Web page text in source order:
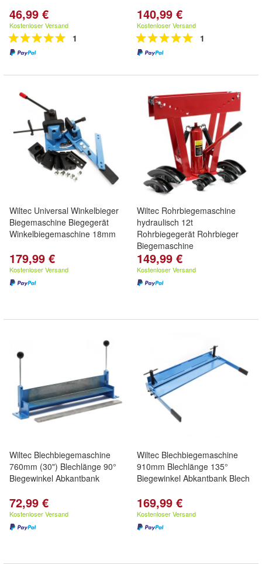
46,99 €
Kostenloser Versand
1
140,99 €
Kostenloser Versand
1
Wiltec Universal Winkelbieger
Biegemaschine Biegegerät
Winkelbiegemaschine 18mm
179,99 €
Kostenloser Versand
Wiltec Rohrbiegemaschine
hydraulisch 12t
Rohrbiegegerät Rohrbieger
Biegemaschine
149,99 €
Kostenloser Versand
Wiltec Blechbiegemaschine
760mm (30") Blechlänge 90°
Biegewinkel Abkantbank
72,99 €
Kostenloser Versand
Wiltec Blechbiegemaschine
910mm Blechlänge 135°
Biegewinkel Abkantbank Blech
169,99 €
Kostenloser Versand